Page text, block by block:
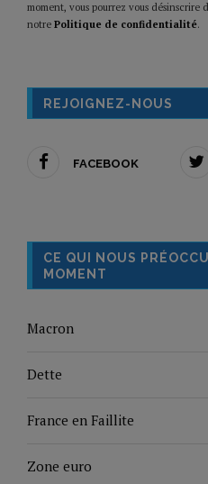
moment, vous pourrez vous désinscrire
notre Politique de confidentialité.
REJOIGNEZ-NOUS
FACEBOOK
CE QUI NOUS
MOMENT
Macron
Dette
France en Faillite
Zone euro